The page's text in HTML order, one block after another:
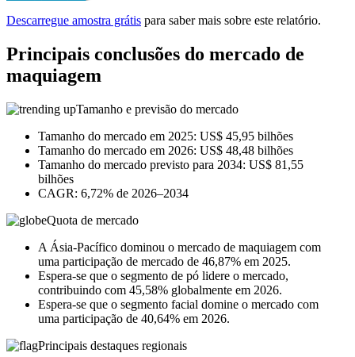
Descarregue amostra grátis para saber mais sobre este relatório.
Principais conclusões do mercado de
maquiagem
Tamanho e previsão do mercado
Tamanho do mercado em 2025: US$ 45,95 bilhões
Tamanho do mercado em 2026: US$ 48,48 bilhões
Tamanho do mercado previsto para 2034: US$ 81,55
bilhões
CAGR: 6,72% de 2026–2034
Quota de mercado
A Ásia-Pacífico dominou o mercado de maquiagem com
uma participação de mercado de 46,87% em 2025.
Espera-se que o segmento de pó lidere o mercado,
contribuindo com 45,58% globalmente em 2026.
Espera-se que o segmento facial domine o mercado com
uma participação de 40,64% em 2026.
Principais destaques regionais